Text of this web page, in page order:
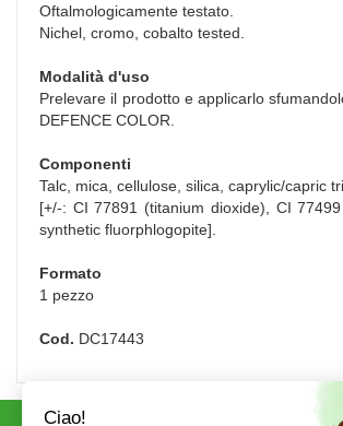
Oftalmologicamente testato.
Nichel, cromo, cobalto tested.
Modalità d'uso
Prelevare il prodotto e applicarlo
DEFENCE COLOR.
Componenti
Talc, mica, cellulose, silica, caprylic/capric
[+/-: CI 77891 (titanium dioxide), CI
synthetic fluorphlogopite].
Formato
1 pezzo
Cod. DC17443